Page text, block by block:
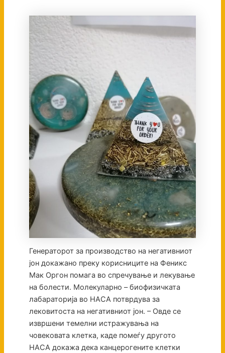
Генераторот за производство на негативниот
јон докажано преку корисниците на Феникс
Мак Оргон помага во спречување и лекување
на болести. Молекуларно – биофизичката
лабараторија во НАСА потврдува за
лековитоста на негативниот јон. – Овде се
извршени темелни истражувања на
човековата клетка, каде помеѓу другото
НАСА докажа дека канцерогените клетки